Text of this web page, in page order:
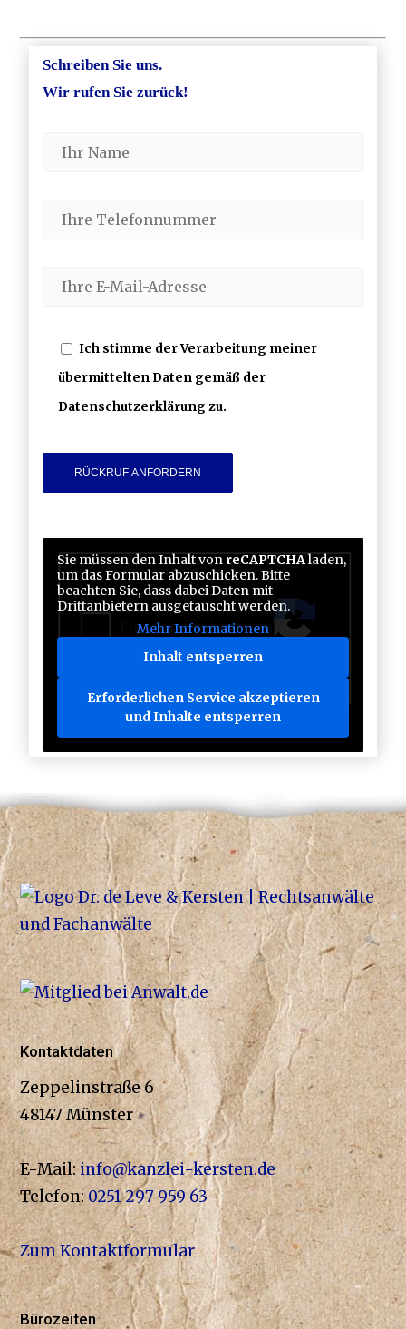
Schreiben Sie uns.
Wir rufen Sie zurück!
Ich stimme der Verarbeitung meiner
übermittelten Daten gemäß der
Datenschutzerklärung zu.
Sie müssen den Inhalt vonreCAPTCHAladen,
um das Formular abzuschicken. Bitte
beachten Sie, dass dabei Daten mit
Drittanbietern ausgetauscht werden.
Mehr Informationen
Inhalt entsperren
Erforderlichen Service akzeptieren
und Inhalte entsperren
Kontaktdaten
Zeppelinstraße 6
48147 Münster
E-Mail:info@kanzlei-kersten.de
Telefon:0251 297 959 63
Zum Kontaktformular
Bürozeiten